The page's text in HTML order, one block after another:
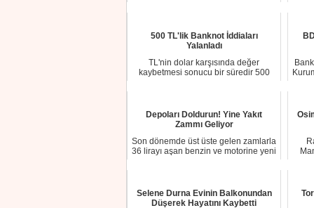
500 TL'lik Banknot İddiaları
Yalanladı
TL'nin dolar karşısında değer
kaybetmesi sonucu bir süredir 500
Depoları Doldurun! Yine Yakıt
Zammı Geliyor
Son dönemde üst üste gelen zamlarla
36 lirayı aşan benzin ve motorine yeni
Selene Durna Evinin Balkonundan
Düşerek Hayatını Kaybetti